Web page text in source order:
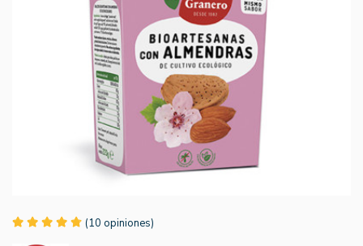
(10 opiniones)